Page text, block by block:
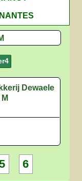
NANTES
Dewaele
6